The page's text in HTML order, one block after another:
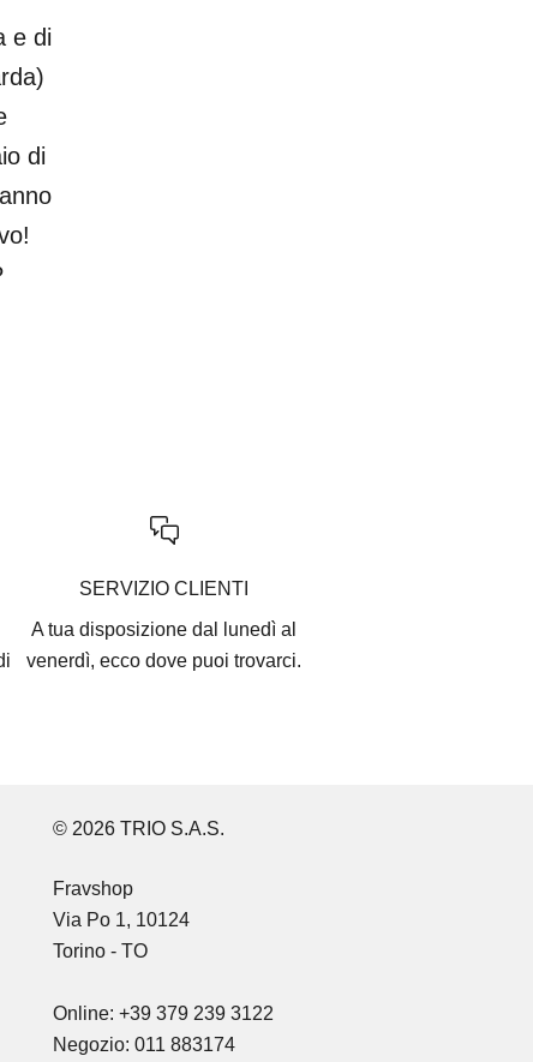
e di
di
SERVIZIO CLIENTI
A tua disposizione dal lunedì al
venerdì, eccodove puoi trovarci.
© 2026 TRIO S.A.S.
Fravshop
Via Po 1, 10124
Torino - TO
Online: +39 379 239 3122
Negozio: 011 883174